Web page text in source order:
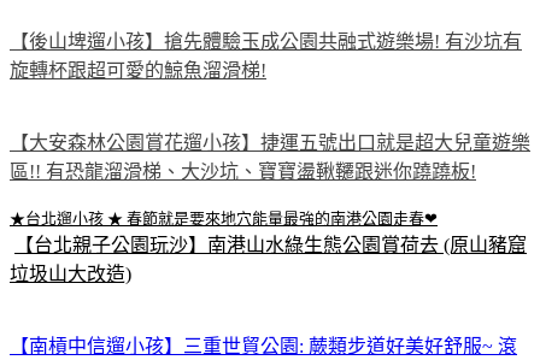
【後山埤遛小孩】搶先體驗玉成公園共融式遊樂場! 有沙坑有
旋轉杯跟超可愛的鯨魚溜滑梯!
【大安森林公園賞花遛小孩】捷運五號出口就是超大兒童遊樂
區!! 有恐龍溜滑梯、大沙坑、寶寶盪鞦韆跟迷你蹺蹺板!
★台北遛小孩 ★ 春節就是要來地穴能量最強的南港公園走春❤
【台北親子公園玩沙】南港山水綠生態公園賞荷去 (原山豬窟
垃圾山大改造)
【南槓中信遛小孩】三重世貿公園: 蕨類步道好美好舒服~ 滾